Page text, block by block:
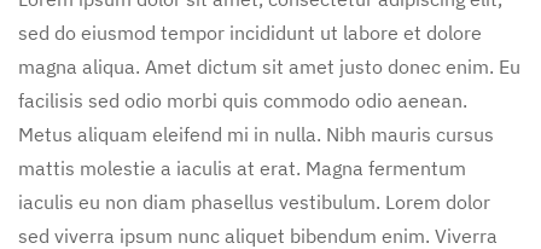
sed do eiusmod tempor incididunt ut labore et dolore
magna aliqua. Amet dictum sit amet justo donec enim. Eu
facilisis sed odio morbi quis commodo odio aenean.
Metus aliquam eleifend mi in nulla. Nibh mauris cursus
mattis molestie a iaculis at erat. Magna fermentum
iaculis eu non diam phasellus vestibulum. Lorem dolor
sed viverra ipsum nunc aliquet bibendum enim. Viverra